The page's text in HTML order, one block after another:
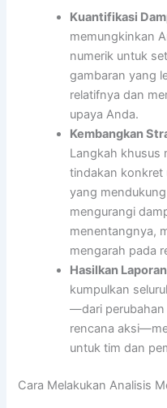
Kuantifikasi
memungkinkan
numerik untuk
gambaran yang
relatifnya dan
upaya Anda.
Kembangkan
Langkah khusus
tindakan konkret
yang
mengurangi
menentangnya,
mengarah pada
Hasilkan
kumpulkan
—dari perubahan
rencana
untuk tim dan
Cara Melakukan Analisis